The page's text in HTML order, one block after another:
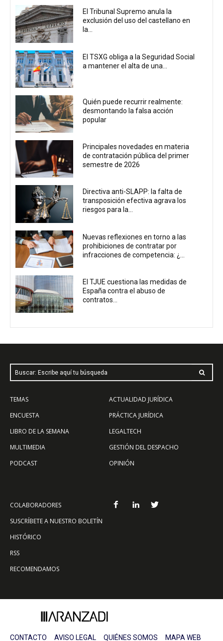
El Tribunal Supremo anula la
exclusión del uso del castellano en
la...
El TSXG obliga a la Seguridad Social
a mantener el alta de una...
Quién puede recurrir realmente:
desmontando la falsa acción
popular
Principales novedades en materia
de contratación pública del primer
semestre de 2026
Directiva anti-SLAPP: la falta de
transposición efectiva agrava los
riesgos para la...
Nuevas reflexiones en torno a las
prohibiciones de contratar por
infracciones de competencia: ¿...
El TJUE cuestiona las medidas de
España contra el abuso de
contratos...
Buscar: Escribe aquí tu búsqueda
TEMAS
ENCUESTA
LIBRO DE LA SEMANA
MULTIMEDIA
PODCAST
ACTUALIDAD JURÍDICA
PRÁCTICA JURÍDICA
LEGALTECH
GESTIÓN DEL DESPACHO
OPINIÓN
COLABORADORES
SUSCRÍBETE A NUESTRO BOLETÍN
HISTÓRICO
RSS
RECOMENDAMOS
CONTACTO AVISO LEGAL QUIÉNES SOMOS MAPA WEB